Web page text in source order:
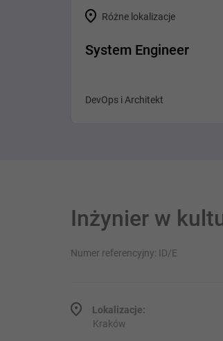
Różne lokalizacje
System Engineer
DevOps i Architekt
Inżynier w
Numer referencyjny: ID/E
Lokalizacje:
Kraków